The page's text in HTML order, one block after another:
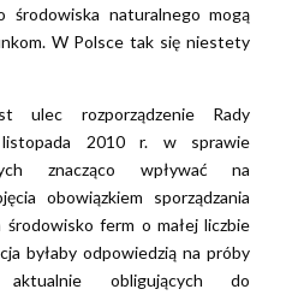
środowiska naturalnego mogą
W Polsce tak się niestety
ulec rozporządzenie Rady
2010 r. w sprawie
znacząco wpływać na
obowiązkiem sporządzania
środowisko ferm o małej liczbie
byłaby odpowiedzią na próby
aktualnie obligujących do